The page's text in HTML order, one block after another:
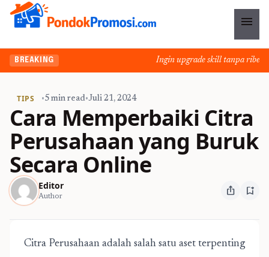
menu
BREAKING Ingin upgrade skill tanpa ribet?
TIPS •5 min read•Juli 21, 2024
Cara Memperbaiki Citra
Perusahaan yang Buruk
Secara Online
Editor
Author ios_share bookmark_add
Citra Perusahaan adalah salah satu aset terpenting